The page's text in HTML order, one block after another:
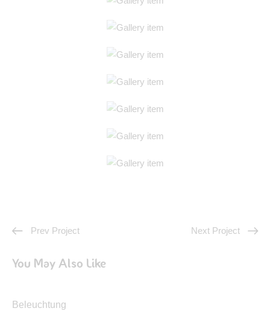
Prev Project Next Project
You May Also Like
Beleuchtung